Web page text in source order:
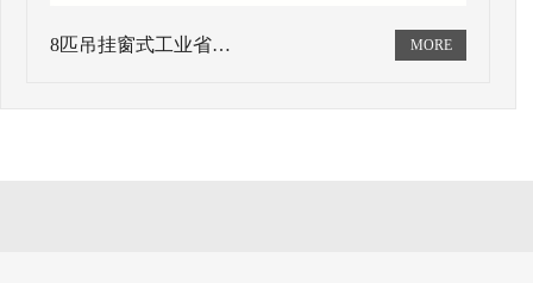
8匹吊挂窗式工业省…